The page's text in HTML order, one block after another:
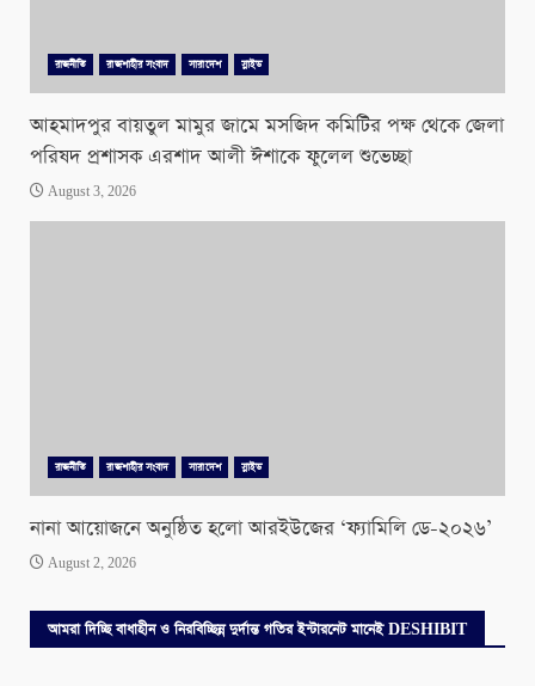
রাজনীতি রাজশাহীর সংবাদ সারাদেশ স্লাইড
আহমাদপুর বায়তুল মামুর জামে মসজিদ কমিটির পক্ষ থেকে জেলা
পরিষদ প্রশাসক এরশাদ আলী ঈশাকে ফুলেল শুভেচ্ছা
August 3, 2026
রাজনীতি রাজশাহীর সংবাদ সারাদেশ স্লাইড
নানা আয়োজনে অনুষ্ঠিত হলো আরইউজের ‘ফ্যামিলি ডে-২০২৬’
August 2, 2026
আমরা দিচ্ছি বাধাহীন ও নিরবিচ্ছিন্ন দুর্দান্ত গতির ইন্টারনেট মানেই DESHIBIT